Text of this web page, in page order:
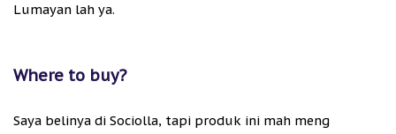
Lumayan lah ya.
Where to buy?
Saya belinya di Sociolla, tapi produk ini mah meng